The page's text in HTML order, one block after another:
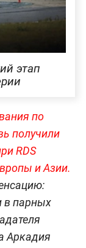
этап
по
получили
RDS
и Азии.
в парных
Аркадия